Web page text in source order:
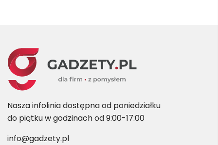
Nasza infolinia dostępna od poniedziałku
do piątku w godzinach od 9:00-17:00
info@gadzety.pl